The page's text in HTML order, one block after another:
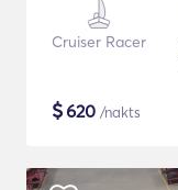
Cruiser Racer
$620 /nakts